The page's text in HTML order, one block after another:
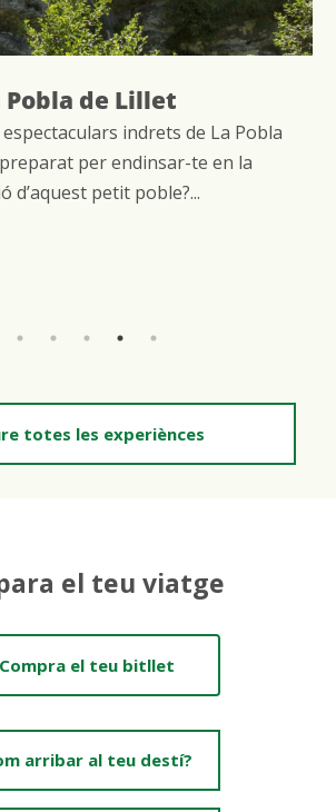
Pobla de Lillet
indrets de La Pobla
per endinsar-te en la
d’aquest petit poble?...
totes les experiènces
el teu viatge
Compra el teu bitllet
arribar al teu destí?